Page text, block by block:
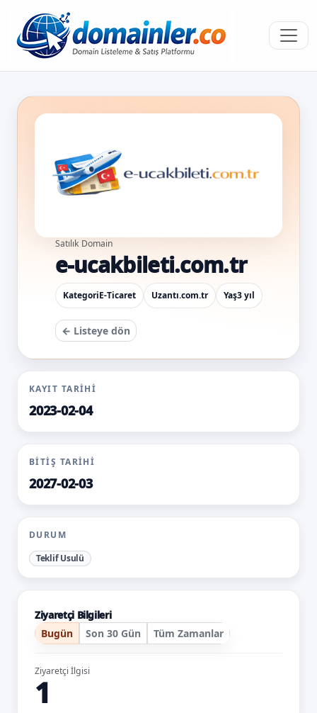
Satılık Domain
e-ucakbileti.com.tr
KategoriE-Ticaret Uzantı.com.tr Yaş3 yıl
← Listeye dön
KAYIT TARIHI
2023-02-04
BITIŞ TARIHI
2027-02-03
DURUM
Teklif Usulü
Ziyaretçi Bilgileri
Bugün
Son 30 Gün Tüm Zamanlar
Ziyaretçi İlgisi
1